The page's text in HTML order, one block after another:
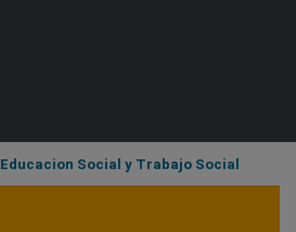
Educacion Social y Trabajo Social